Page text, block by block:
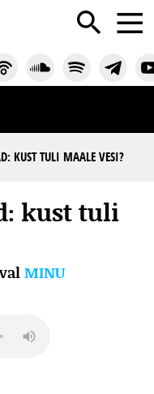
KUST TULI MAALE VESI?
kust tuli
MINU